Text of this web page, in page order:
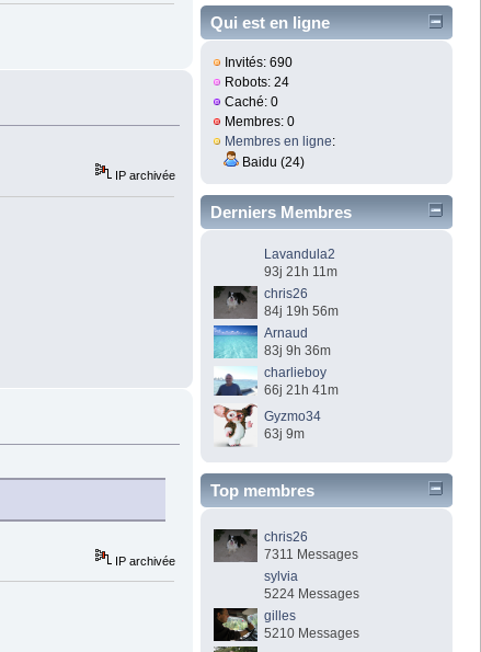
IP archivée
IP archivée
Qui est en ligne
Invités: 690
Robots: 24
Caché: 0
Membres: 0
Membres en ligne:
Baidu (24)
Derniers Membres
Lavandula2
93j 21h 11m
chris26
84j 19h 56m
Arnaud
83j 9h 36m
charlieboy
66j 21h 41m
Gyzmo34
63j 9m
Top membres
chris26
7311 Messages
sylvia
5224 Messages
gilles
5210 Messages